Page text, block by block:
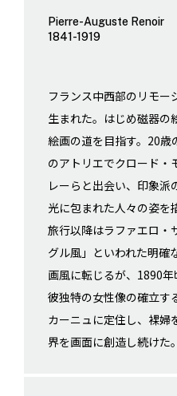
Pierre-Auguste Renoir
1841-1919
フランス中西部のリモー
生まれた。はじめ磁器の
絵画の道を目指す。20
のアトリエでクロード・
レーらと出会い、印象派
光に包まれた人々の姿を
旅行以降はラファエロ・
グル風」といわれた明確
画風に転じるが、1890
彼独特の女性像の確立す
カーニュに定住し、裸婦
界を画面に創造し続けた。